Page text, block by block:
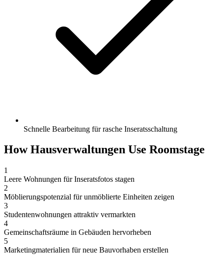
Schnelle Bearbeitung für rasche Inseratsschaltung
How Hausverwaltungen Use Roomstage
1
Leere Wohnungen für Inseratsfotos stagen
2
Möblierungspotenzial für unmöblierte Einheiten zeigen
3
Studentenwohnungen attraktiv vermarkten
4
Gemeinschaftsräume in Gebäuden hervorheben
5
Marketingmaterialien für neue Bauvorhaben erstellen